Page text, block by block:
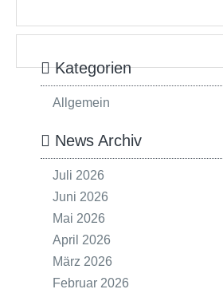
Kategorien
Allgemein
News Archiv
Juli 2026
Juni 2026
Mai 2026
April 2026
März 2026
Februar 2026